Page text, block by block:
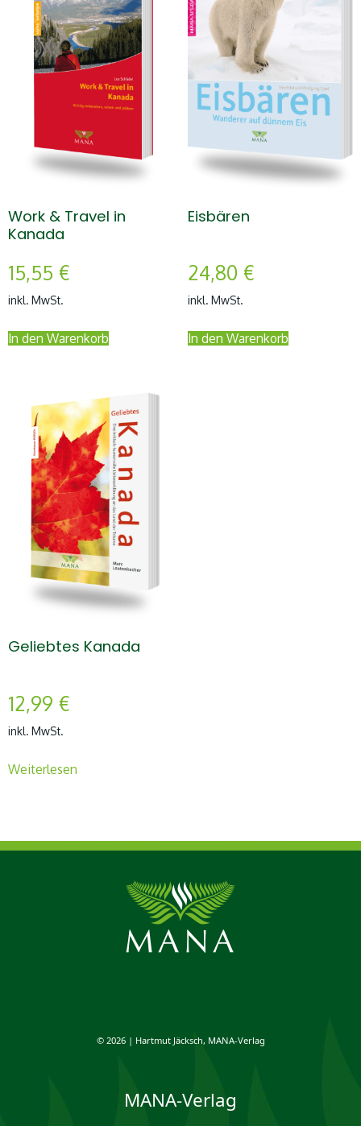
Work & Travel in
Kanada
15,55 €
inkl. MwSt.
In den Warenkorb
Eisbären
24,80 €
inkl. MwSt.
In den Warenkorb
Geliebtes Kanada
12,99 €
inkl. MwSt.
Weiterlesen
© 2026 | Hartmut Jäcksch, MANA-Verlag
MANA-Verlag